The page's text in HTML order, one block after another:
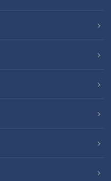
さんが、3年ぶりに『そ
）～11/27（日）が開催
＆おすすめスポットをリ